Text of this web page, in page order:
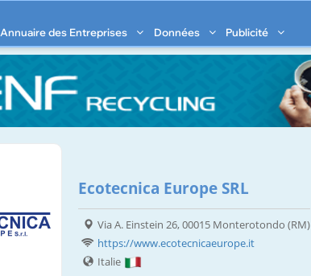
Annuaire des Entreprises Données Publicité
Ecotecnica Europe SRL
Via A. Einstein 26, 00015 Monterotondo (RM)
https://www.ecotecnicaeurope.it
Italie